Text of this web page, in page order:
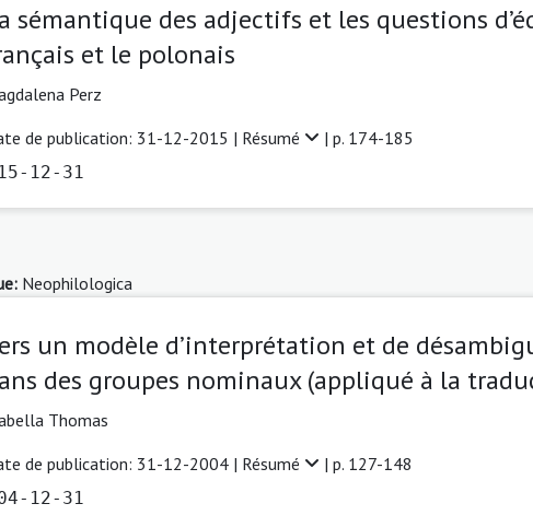
sémantique des adjectifs et les questions
et le polonais
Perz
de publication: 31-12-2015 | Résumé | p. 174-185
12-31
Neophilologica
un modèle d’interprétation et de
des groupes nominaux (appliqué à la
Thomas
de publication: 31-12-2004 | Résumé | p. 127-148
12-31